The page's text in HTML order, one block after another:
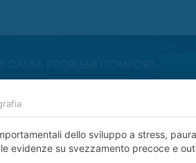
dello sviluppo a stress,
evidenze su svezzamento precoce e